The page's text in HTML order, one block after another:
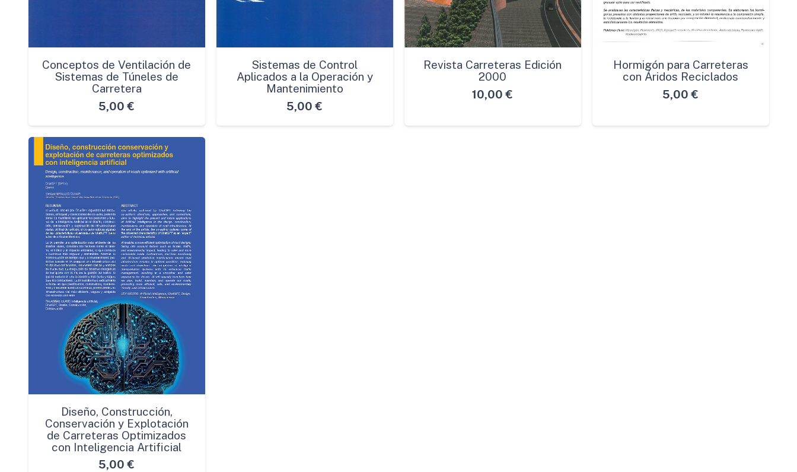
Conceptos de Ventilación de
Sistemas de Túneles de
Carretera
5,00 €
Sistemas de Control
Aplicados a la Operación y
Mantenimiento
5,00 €
Revista Carreteras Edición
2000
10,00 €
Hormigón para Carreteras
con Áridos Reciclados
5,00 €
Diseño, Construcción,
Conservación y Explotación
de Carreteras Optimizados
con Inteligencia Artificial
5,00 €